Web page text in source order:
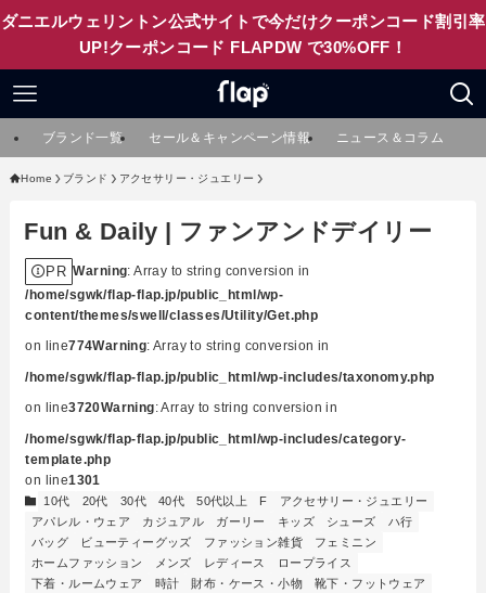
ダニエルウェリントン公式サイトで今だけクーポンコード割引率
UP!クーポンコード FLAPDW で30%OFF！
ブランド一覧 セール＆キャンペーン情報 ニュース＆コラム
Home ブランド アクセサリー・ジュエリー
Fun & Daily | ファンアンドデイリー
PR Warning: Array to string conversion in
/home/sgwk/flap-flap.jp/public_html/wp-
content/themes/swell/classes/Utility/Get.php
on line774Warning: Array to string conversion in
/home/sgwk/flap-flap.jp/public_html/wp-includes/taxonomy.php
on line3720Warning: Array to string conversion in
/home/sgwk/flap-flap.jp/public_html/wp-includes/category-
template.php
on line1301
10代 20代 30代 40代 50代以上 F
アクセサリー・ジュエリー
アパレル・ウェア
カジュアル ガーリー キッズ シューズ
ハ行
バッグ
ビューティーグッズ ファッション雑貨
フェミニン
ホームファッション
メンズ レディース
ロープライス
下着・ルームウェア
時計 財布・ケース・小物 靴下・フットウェア